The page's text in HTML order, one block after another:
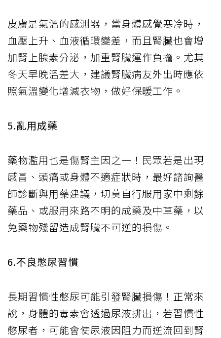
皮膚是氣溫的感測器，當身體感覺寒冷時，
血壓上升、血液循環變差，而且腎臟也會增
加腎上腺素分泌，加重腎臟運作負擔。尤其
冬天早晚溫差大，建議腎臟病友外出時應依
照氣溫變化增減衣物，做好保暖工作。
5.亂用成藥
藥物濫用也是傷腎主因之一！民眾若是出現
感冒、頭痛或身體不適症狀時，最好諮詢醫
師診斷與用藥建議，切莫自行服用家中剩餘
藥品、或服用來路不明的成藥及中草藥，以
免藥物殘留造成腎臟不可逆的損傷。
6.不良憋尿習慣
長期習慣性憋尿可能引發腎臟損傷！正常來
說，身體的毒素會透過尿液排出，若習慣性
憋尿者，可能會使尿液因阻力而逆流回到腎